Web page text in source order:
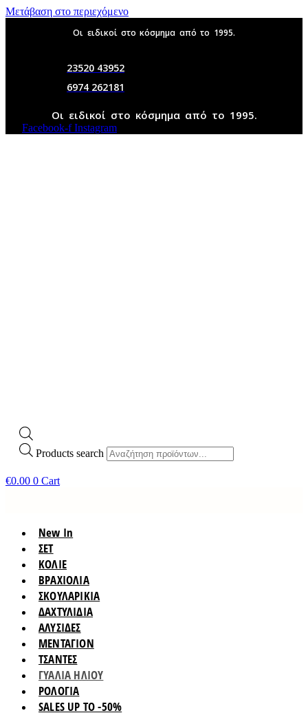
Μετάβαση στο περιεχόμενο
Οι ειδικοί στο κόσμημα από το 1995.
23520 43952
6974 262181
Οι ειδικοί στο κόσμημα από το 1995.
Facebook-f Instagram
Products search
€0.00 0 Cart
New In
ΣΕΤ
ΚΟΛΙΕ
ΒΡΑΧΙΟΛΙΑ
ΣΚΟΥΛΑΡΙΚΙΑ
ΔΑΧΤΥΛΙΔΙΑ
ΑΛΥΣΙΔΕΣ
ΜΕΝΤΑΓΙΟΝ
ΤΣΑΝΤΕΣ
ΓΥΑΛΙΑ ΗΛΙΟΥ
ΡΟΛΟΓΙΑ
SALES UP TO -50%